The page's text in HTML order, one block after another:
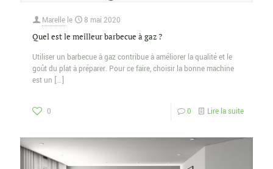
Marelle le 8 mai 2020
Quel est le meilleur barbecue à gaz ?
Utiliser un barbecue à gaz contribue à améliorer la qualité et le
goût du plat à préparer. Pour ce faire, choisir la bonne machine
est un […]
0 0 Lire la suite